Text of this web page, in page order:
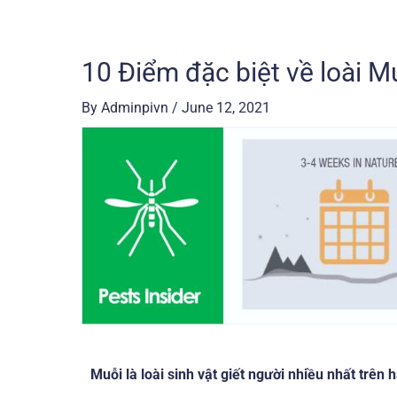
10 Điểm đặc biệt về loài
By Adminpivn / June 12, 2021
Muỗi là loài sinh vật giết người nhiều nhất trên
Post